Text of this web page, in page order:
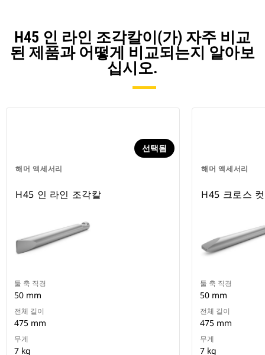
H45 인 라인 조각칼이(가) 자주 비교
된 제품과 어떻게 비교되는지 알아보
십시오.
해머 액세서리
선택됨
H45 인 라인 조각칼
툴 축 직경
50 mm
전체 길이
475 mm
무게
7 kg
해머 액세서리
H45 크로스
툴 축 직경
50 mm
전체 길이
475 mm
무게
7 kg